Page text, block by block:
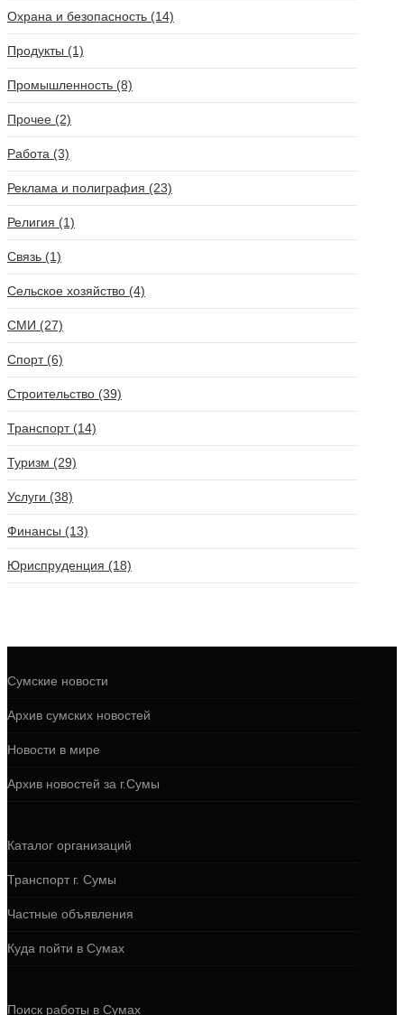
Охрана и безопасность (14)
Продукты (1)
Промышленность (8)
Прочее (2)
Работа (3)
Реклама и полиграфия (23)
Религия (1)
Связь (1)
Сельское хозяйство (4)
СМИ (27)
Спорт (6)
Строительство (39)
Транспорт (14)
Туризм (29)
Услуги (38)
Финансы (13)
Юриспруденция (18)
Сумские новости
Архив сумских новостей
Новости в мире
Архив новостей за г.Сумы
Каталог организаций
Транспорт г. Сумы
Частные объявления
Куда пойти в Сумах
Поиск работы в Сумах